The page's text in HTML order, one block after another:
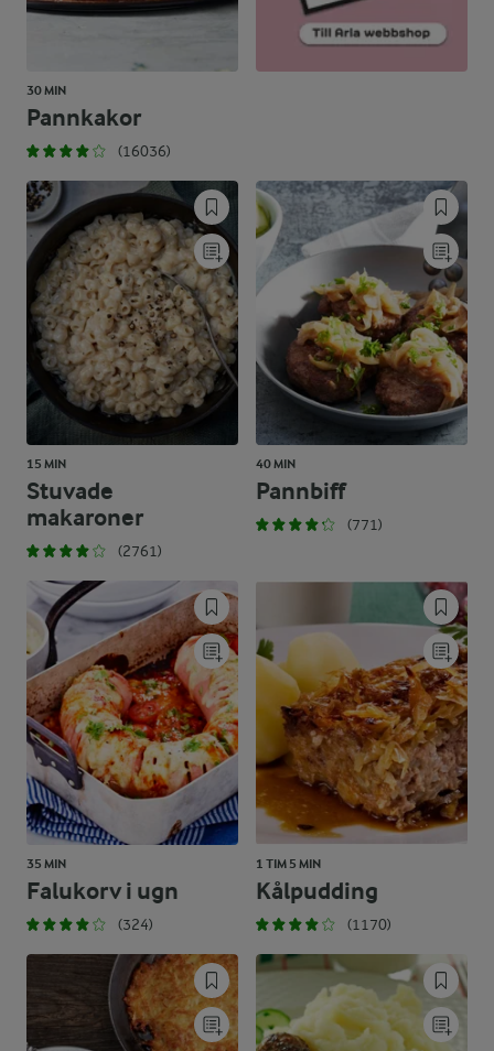
30 MIN
Pannkakor
(16036)
15 MIN
Stuvade
makaroner
(2761)
40 MIN
Pannbiff
(771)
35 MIN
Falukorv i ugn
(324)
1 TIM 5 MIN
Kålpudding
(1170)